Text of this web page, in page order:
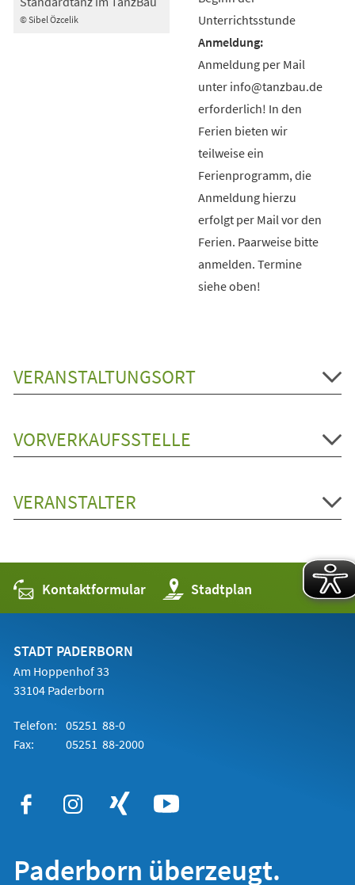
© Sibel Özcelik
Unterrichtsstunde
Anmeldung per Mail
unter info@tanzbau.de
erforderlich! In den
Ferien bieten wir
teilweise ein
Ferienprogramm, die
Anmeldung hierzu
erfolgt per Mail vor den
Ferien. Paarweise bitte
anmelden. Termine
siehe oben!
VERANSTALTUNGSORT
VORVERKAUFSSTELLE
VERANSTALTER
Kontaktformular Stadtplan
(Öffnet
in
einem
STADT PADERBORN
Am Hoppenhof 33
33104 Paderborn
Telefon: 05251 88-0
Fax:
05251 88-2000
Paderborn überzeugt.